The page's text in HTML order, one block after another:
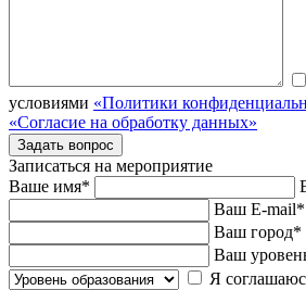
условиями «Политики
«Согласие на обработку данных»
Записаться на мероприятие
Ваше имя*
Ваш E-mail*
Ваш город*
Ваш
Я